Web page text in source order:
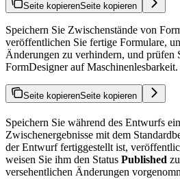
Seite kopierenSeite kopieren
Speichern Sie Zwischenstände von
veröffentlichen Sie fertige Formulare,
Änderungen zu verhindern, und
FormDesigner auf Maschinenlesbarkeit.
Seite kopierenSeite kopieren
Speichern Sie während des Entwurfs
Zwischenergebnisse mit dem
der Entwurf fertiggestellt ist,
weisen Sie ihm den Status Published
versehentlichen Änderungen